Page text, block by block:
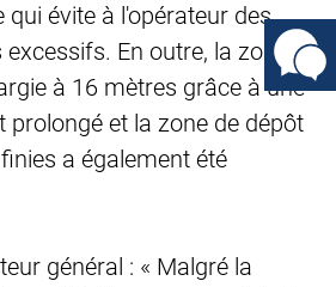
qui évite à l'opérateur des
En outre, la zone
à 16 mètres grâce à une
prolongé et la zone de dépôt
a également été
général : « Malgré la